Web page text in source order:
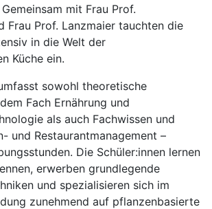
mit Frau Prof.
Frau Prof. Lanzmaier tauchten die
in die Welt der
Küche ein.
sowohl theoretische
Fach Ernährung und
als auch Fachwissen und
und Restaurantmanagement –
Die Schüler:innen lernen
erwerben grundlegende
und spezialisieren sich im
zunehmend auf pflanzenbasierte